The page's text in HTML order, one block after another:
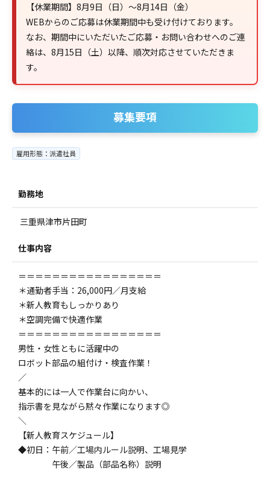
【休業期間】8月9日（日）～8月14日（金）
WEBからのご応募は休業期間中も受け付けております。
なお、期間中にいただいたご応募・お問い合わせへのご連
絡は、8月15日（土）以降、順次対応させていただきま
す。
募集要項
雇用形態：派遣社員
勤務地
三重県津市片田町
仕事内容
＝＝＝＝＝＝＝＝＝＝＝＝＝＝＝＝＝
＊通勤者手当：26,000円／月支給
＊新人教育もしっかりあり
＊空調完備で快適作業
＝＝＝＝＝＝＝＝＝＝＝＝＝＝＝＝＝
男性・女性ともに活躍中の
ロボット部品の組付け・検査作業！
／
基本的には一人で作業台に向かい、
指示書を見ながら黙々作業になります◎
＼
【新人教育スケジュール】
◆初日：午前／工場内ルール説明、工場見学
午後／製品（部品名称）説明